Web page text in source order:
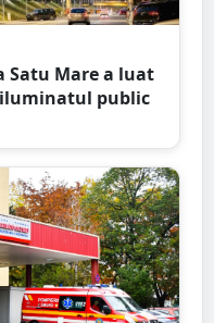
Satu Mare a luat
public